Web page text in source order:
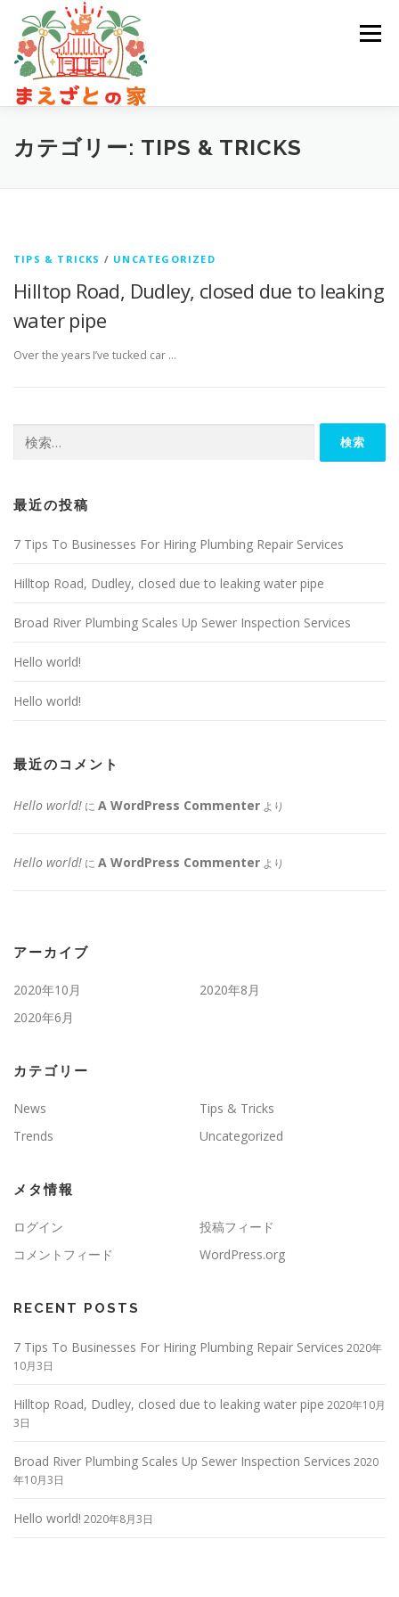
メニュー
施設案内
カテゴリー: TIPS & TRICKS
TIPS & TRICKS / UNCATEGORIZED
Hilltop Road, Dudley, closed due to leaking
water pipe
Over the years I’ve tucked car …
索:
最近の投稿
7 Tips To Businesses For Hiring Plumbing Repair Services
Hilltop Road, Dudley, closed due to leaking water pipe
Broad River Plumbing Scales Up Sewer Inspection Services
Hello world!
Hello world!
最近のコメント
Hello world! に A WordPress Commenter より
Hello world! に A WordPress Commenter より
アーカイブ
2020年10月
2020年8月
2020年6月
カテゴリー
News
Tips & Tricks
Trends
Uncategorized
メタ情報
ログイン
投稿フィード
コメントフィード
WordPress.org
RECENT POSTS
7 Tips To Businesses For Hiring Plumbing Repair Services 2020年
10月3日
Hilltop Road, Dudley, closed due to leaking water pipe 2020年10月
3日
Broad River Plumbing Scales Up Sewer Inspection Services 2020
年10月3日
Hello world! 2020年8月3日